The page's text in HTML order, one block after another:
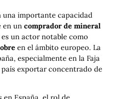
una importante capacidad
en un comprador de mineral
un actor notable como
en el ámbito europeo. La
especialmente en la Faja
exportar concentrado de